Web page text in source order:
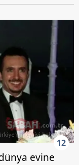
12
evine